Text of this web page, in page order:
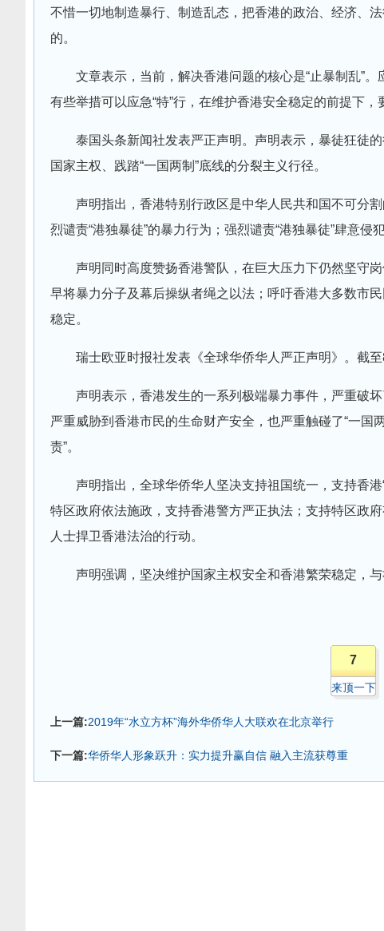
不惜一切地制造暴行、制造乱态，把香港的政治、经济、
的。
文章表示，当前，解决香港问题的核心是“止暴制乱”。
有些举措可以应急“特”行，在维护香港安全稳定的前提下，
泰国头条新闻社发表严正声明。声明表示，暴徒狂徒
国家主权、践踏“一国两制”底线的分裂主义行径。
声明指出，香港特别行政区是中华人民共和国不可分
烈谴责“港独暴徒”的暴力行为；强烈谴责“港独暴徒”肆意侵
声明同时高度赞扬香港警队，在巨大压力下仍然坚守
早将暴力分子及幕后操纵者绳之以法；呼吁香港大多数市
稳定。
瑞士欧亚时报社发表《全球华侨华人严正声明》。截
声明表示，香港发生的一系列极端暴力事件，严重破
严重威胁到香港市民的生命财产安全，也严重触碰了“一国
责”。
声明指出，全球华侨华人坚决支持祖国统一，支持香
特区政府依法施政，支持香港警方严正执法；支持特区政
人士捍卫香港法治的行动。
声明强调，坚决维护国家主权安全和香港繁荣稳定，
7
来顶一下
上一篇:2019年“水立方杯”海外华侨华人大联欢在北京举行
下一篇:华侨华人形象跃升：实力提升赢自信 融入主流获尊重